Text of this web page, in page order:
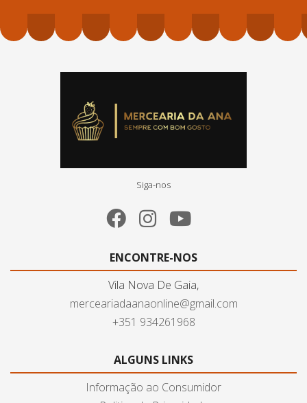
Siga-nos
ENCONTRE-NOS
Vila Nova De Gaia,
merceariadaanaonline@gmail.com
+351 934261968
ALGUNS LINKS
Informação ao Consumidor